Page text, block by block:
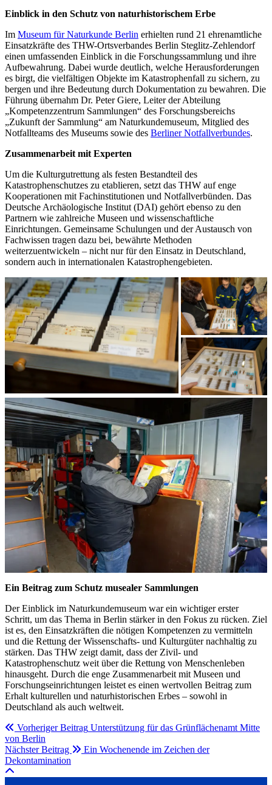
Einblick in den Schutz von naturhistorischem Erbe
Im Museum für Naturkunde Berlin erhielten rund 21 ehrenamtliche
Einsatzkräfte des THW-Ortsverbandes Berlin Steglitz-Zehlendorf
einen umfassenden Einblick in die Forschungssammlung und ihre
Aufbewahrung. Dabei wurde deutlich, welche Herausforderungen
es birgt, die vielfältigen Objekte im Katastrophenfall zu sichern, zu
bergen und ihre Bedeutung durch Dokumentation zu bewahren. Die
Führung übernahm Dr. Peter Giere, Leiter der Abteilung
„Kompetenzzentrum Sammlungen“ des Forschungsbereichs
„Zukunft der Sammlung“ am Naturkundemuseum, Mitglied des
Notfallteams des Museums sowie des Berliner Notfallverbundes.
Zusammenarbeit mit Experten
Um die Kulturgutrettung als festen Bestandteil des
Katastrophenschutzes zu etablieren, setzt das THW auf enge
Kooperationen mit Fachinstitutionen und Notfallverbünden. Das
Deutsche Archäologische Institut (DAI) gehört ebenso zu den
Partnern wie zahlreiche Museen und wissenschaftliche
Einrichtungen. Gemeinsame Schulungen und der Austausch von
Fachwissen tragen dazu bei, bewährte Methoden
weiterzuentwickeln – nicht nur für den Einsatz in Deutschland,
sondern auch in internationalen Katastrophengebieten.
Ein Beitrag zum Schutz musealer Sammlungen
Der Einblick im Naturkundemuseum war ein wichtiger erster
Schritt, um das Thema in Berlin stärker in den Fokus zu rücken. Ziel
ist es, den Einsatzkräften die nötigen Kompetenzen zu vermitteln
und die Rettung der Wissenschafts- und Kulturgüter nachhaltig zu
stärken. Das THW zeigt damit, dass der Zivil- und
Katastrophenschutz weit über die Rettung von Menschenleben
hinausgeht. Durch die enge Zusammenarbeit mit Museen und
Forschungseinrichtungen leistet es einen wertvollen Beitrag zum
Erhalt kulturellen und naturhistorischen Erbes – sowohl in
Deutschland als auch weltweit.
Vorheriger Beitrag Unterstützung für das Grünflächenamt Mitte
von Berlin
Nächster Beitrag
Ein Wochenende im Zeichen der
Dekontamination